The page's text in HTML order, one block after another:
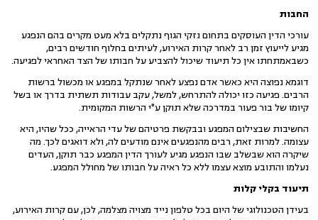
החבות
עורכי הדין העוסקים בתחום נזקי הגוף נתקלים בלא מעט מקרים בהם הנפגע
מגיע לייעוץ זמן רב לאחר קרות האירוע, לעיתים בחלוף חודשים רבים,
כשבאמתחתו אין כל תיעוד שיכול להצביע על חבותו של הצד האחראי לפגיעה.
דוגמא נפוצה היא כאשר אדם נפצע לאחר שנתקל במפגע או מכשול ברשות
הרבים. פגיעה כזו יכולה להתרחש, למשל, עקב עבודות תשתית בדרך או בשל
קיומו של בור פעור במדרכה שלא תוקן ע"י הרשות המקומית.
החשיבות שבצילום המפגע ובבקשת פרטיהם של עדי הראייה, ככל שהיו, היא
עצומה. למרות זאת, רבים מהנפגעים אינם מודעים לה, ולא דואגים לכך. מה
שיקרה הוא שבשלב שבו הנפגע מגיע לעורך הדין המפגע כבר תוקן, העדים
נעלמו והתובע מוצא עצמו ללא כל ראיה על חבותו של מחולל המפגע.
תיעוד בקלי קלות
בעידן הטכנולוגי של היום בכל טלפון נייד מצויה מצלמה, לכן, עם קרות האירוע,